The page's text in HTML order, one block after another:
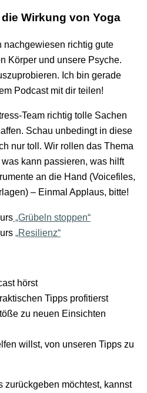
Wirkung von Yoga
nachgewiesen richtig gute
Körper und unsere Psyche.
Ich bin gerade
Podcast mit dir teilen!
Team richtig tolle Sachen
Schau unbedingt in diese
nur toll. Wir rollen das Thema
kann passieren, was hilft
an die Hand (Voicefiles,
– Einmal Applaus, bitte!
„Grübeln stoppen“
„Resilienz“
hörst
Tipps profitierst
zu neuen Einsichten
willst, von unseren Tipps zu
möchtest, kannst